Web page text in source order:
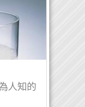
人知的